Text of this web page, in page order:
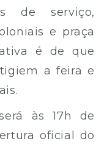
de serviço,
e praça
é de que
a feira e
às 17h de
oficial do